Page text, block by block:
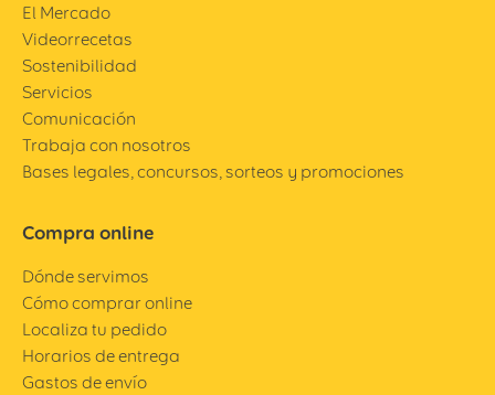
El Mercado
Videorrecetas
Sostenibilidad
Servicios
Comunicación
Trabaja con nosotros
Bases legales, concursos, sorteos y promociones
Compra online
Dónde servimos
Cómo comprar online
Localiza tu pedido
Horarios de entrega
Gastos de envío